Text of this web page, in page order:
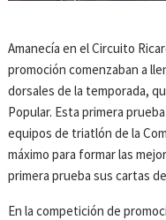
Amanecía en el Circuito
promoción comenzaban a
dorsales de la temporada,
Popular. Esta primera
equipos de triatlón de la
máximo para formar las
primera prueba sus cartas
En la competición de